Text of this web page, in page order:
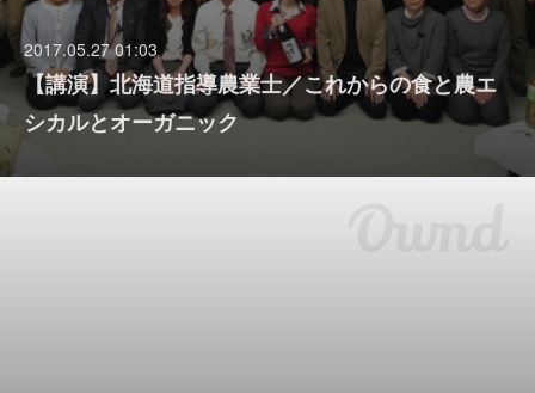
2017.05.27 01:03
【講演】北海道指導農業士／これからの食と農エ
シカルとオーガニック